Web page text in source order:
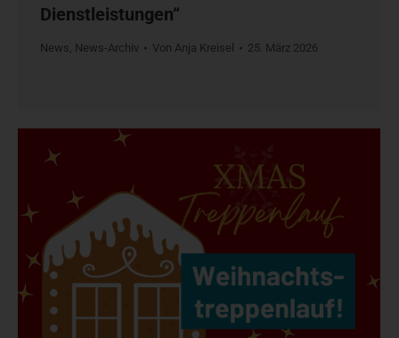
Dienstleistungen“
News, News-Archiv Von Anja Kreisel 25. März 2026